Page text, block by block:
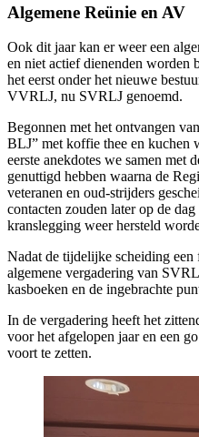
Algemene Reünie en AV
Ook dit jaar kan er weer een
en niet actief dienenden worden
het eerst onder het nieuwe
VVRLJ, nu SVRLJ genoemd.
Begonnen met het ontvangen
BLJ” met koffie thee en kuchen
eerste anekdotes we samen met
genuttigd hebben waarna de
veteranen en oud-strijders
contacten zouden later op de
kranslegging weer hersteld
Nadat de tijdelijke scheiding een
algemene vergadering van
kasboeken en de ingebrachte
In de vergadering heeft het
voor het afgelopen jaar en een
voort te zetten.